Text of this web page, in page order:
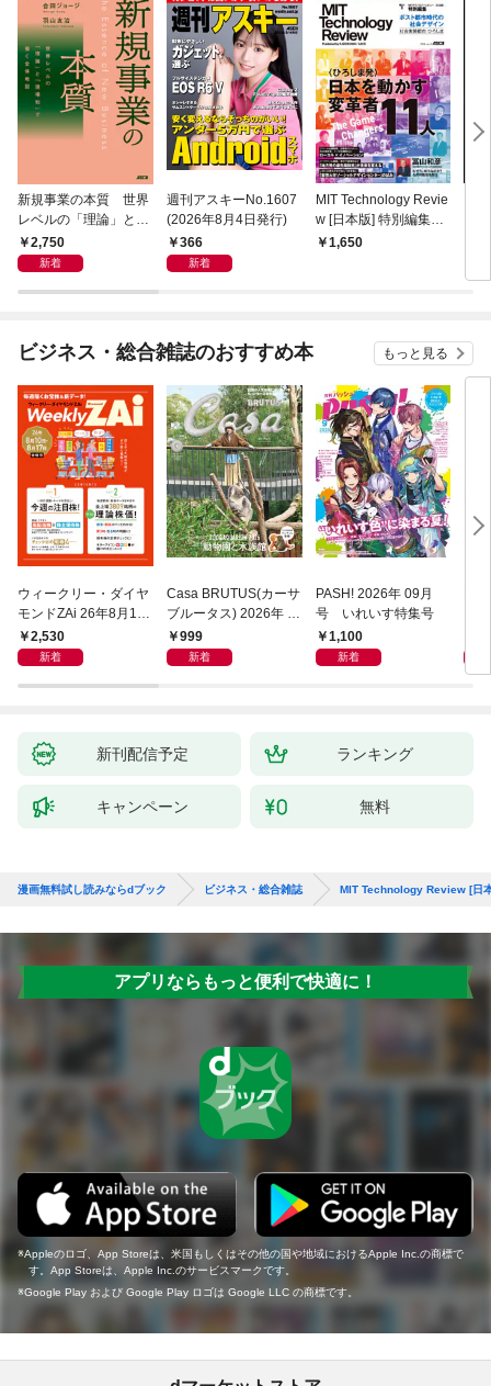
新規事業の本質 世界
レベルの「理論」と
「現場知」で描く全体
地図
2,750
新着
週刊アスキーNo.1607
(2026年8月4日発行)
366
新着
MIT Technology Revie
w [日本版] 特別編集
ポスト都市時代の社会
1,650
ビジネス・総合雑誌のおすすめ本 もっと見る
ウィークリー・ダイヤ
モンドZAi 26年8月10
日・17日合併号
2,530
新着
Casa BRUTUS(カーサ
ブルータス) 2026年 9
月号 [もっと学べる！
動物園と水族館]
999
新着
PASH! 2026年 09月
号 いれいす特集号
1,100
新着
「
す
新刊配信予定 ランキング
キャンペーン 無料
漫画無料試し読みならdブック ビジネス・総合雑誌 MIT Technology Review [日
アプリならもっと便利で快適に！
Appleのロゴ、App Storeは、米国もしくはその他の国や地域におけるApple Inc.の商標で
す。App Storeは、Apple Inc.のサービスマークです。
Google Play および Google Play ロゴは Google LLC の商標です。